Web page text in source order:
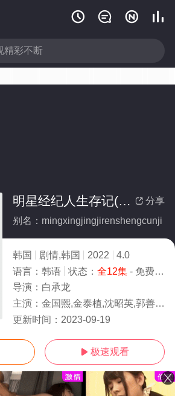
   
 分享
明星经纪人生存记(全集)
别名：mingxingjingjirenshengcunji
韩国 剧情,韩国 2022
4.0
语言： 韩语 状态： 全12集- 免费在线观看
导演： 白承龙
主演： 金国熙,金泰植,沈昭英,郭善英,李瑞镇,郑慧英,崔杋圭,朱贤英,徐现宇
更新时间： 2023-09-19
 极速观看